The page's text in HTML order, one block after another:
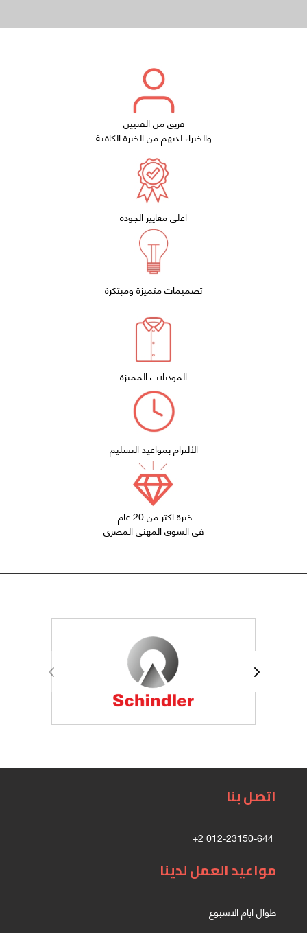
فريق من الفنيين
والخبراء لديهم من الخبرة الكافية
اعلى معايير الجودة
تصميمات متميزة ومبتكرة
الموديلات المميزة
الألتزام بمواعيد التسليم
خبرة اكثر من 20 عام
فى السوق المهنى المصرى
اتصل بنا
+2 012-23150-644
مواعيد العمل لدينا
طوال ايام الاسبوع